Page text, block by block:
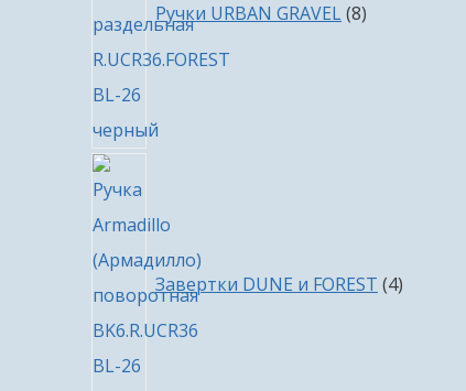
Ручки URBAN GRAVEL 8
Завертки DUNE и FOREST 4